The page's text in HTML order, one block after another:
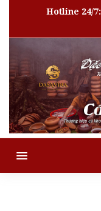
Hotline 24/7:
MENU